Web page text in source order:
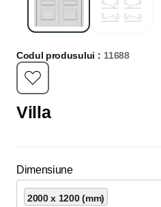
Codul produsului : 11688
Villa
Dimensiune
2000 x 1200 (mm)